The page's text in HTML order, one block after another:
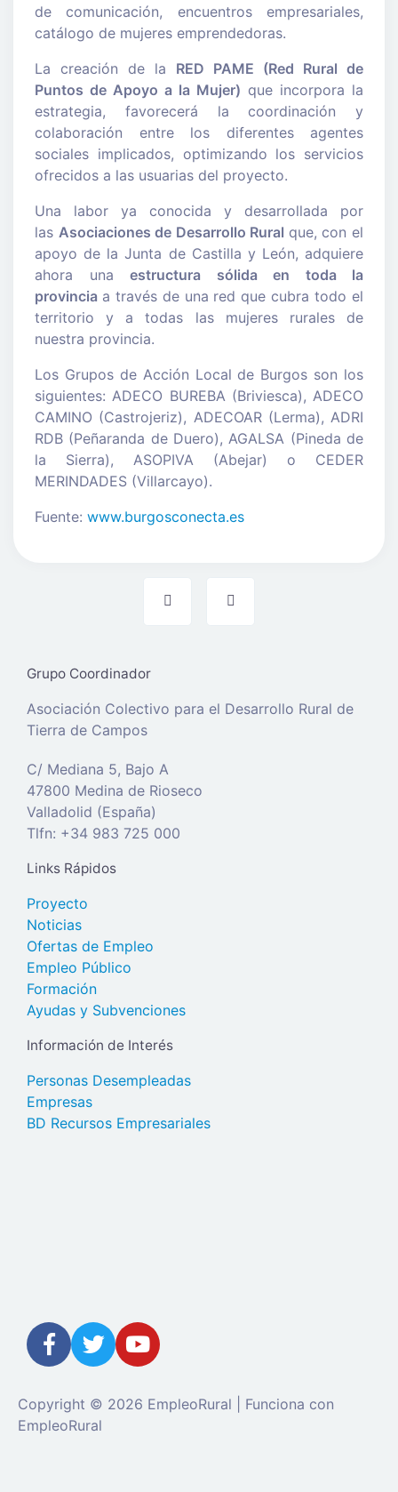
de comunicación, encuentros empresariales,
catálogo de mujeres emprendedoras.
La creación de la RED PAME (Red Rural de
Puntos de Apoyo a la Mujer) que incorpora la
estrategia, favorecerá la coordinación y
colaboración entre los diferentes agentes
sociales implicados, optimizando los servicios
ofrecidos a las usuarias del proyecto.
Una labor ya conocida y desarrollada por
las Asociaciones de Desarrollo Rural que, con el
apoyo de la Junta de Castilla y León, adquiere
ahora una estructura sólida en toda la
provincia a través de una red que cubra todo el
territorio y a todas las mujeres rurales de
nuestra provincia.
Los Grupos de Acción Local de Burgos son los
siguientes: ADECO BUREBA (Briviesca), ADECO
CAMINO (Castrojeriz), ADECOAR (Lerma), ADRI
RDB (Peñaranda de Duero), AGALSA (Pineda de
la Sierra), ASOPIVA (Abejar) o CEDER
MERINDADES (Villarcayo).
Fuente: www.burgosconecta.es
Grupo Coordinador
Asociación Colectivo para el Desarrollo Rural de
Tierra de Campos
C/ Mediana 5, Bajo A
47800 Medina de Rioseco
Valladolid (España)
Tlfn: +34 983 725 000
Links Rápidos
Proyecto
Noticias
Ofertas de Empleo
Empleo Público
Formación
Ayudas y Subvenciones
Información de Interés
Personas Desempleadas
Empresas
BD Recursos Empresariales
Copyright © 2026 EmpleoRural | Funciona con
EmpleoRural